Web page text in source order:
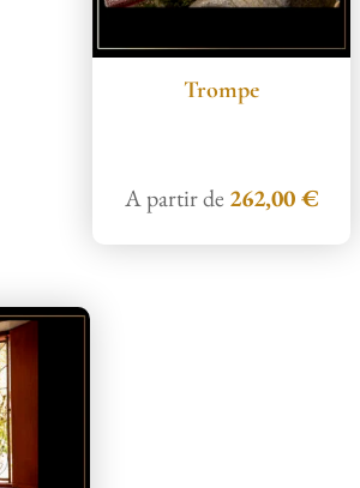
Trompe
A partir de 262,00€